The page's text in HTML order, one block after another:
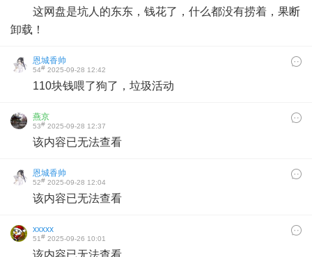
这网盘是坑人的东东，钱花了，什么都没有捞着，果断
卸载！
恩城香帅
54# 2025-09-28 12:42
110块钱喂了狗了，垃圾活动
燕京
53# 2025-09-28 12:37
该内容已无法查看
恩城香帅
52# 2025-09-28 12:04
该内容已无法查看
xxxxx
51# 2025-09-26 10:01
该内容已无法查看